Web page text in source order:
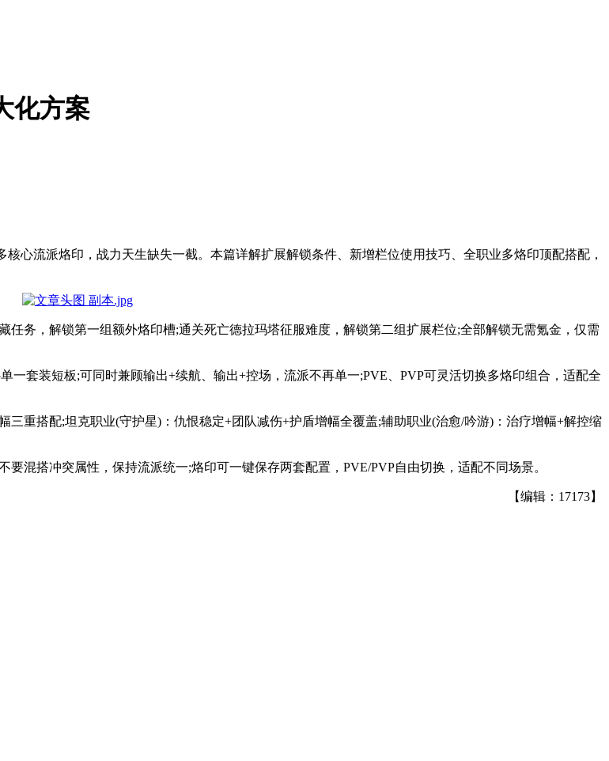
化方案
心流派烙印，战力天生缺失一截。本篇详解扩展解锁条件、新增栏位使用技巧、全职业多烙印顶配搭配，
务，解锁第一组额外烙印槽;通关死亡德拉玛塔征服难度，解锁第二组扩展栏位;全部解锁无需氪金，仅需
套装短板;可同时兼顾输出+续航、输出+控场，流派不再单一;PVE、PVP可灵活切换多烙印组合，适配全
重搭配;坦克职业(守护星)：仇恨稳定+团队减伤+护盾增幅全覆盖;辅助职业(治愈/吟游)：治疗增幅+解控缩
混搭冲突属性，保持流派统一;烙印可一键保存两套配置，PVE/PVP自由切换，适配不同场景。
【编辑：17173】